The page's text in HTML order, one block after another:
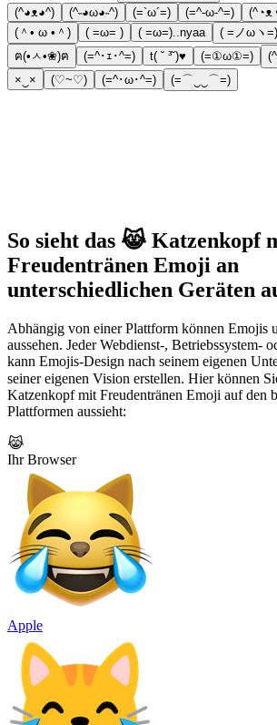
(^◕ᴥ◕^)
(^˵◕ω◕˵^) (=`ω´=) (=^-ω-^=)
(＾• ω •＾)
( =ω= ) ( =ω=)..nyaa ( =ノωヽ=)
ฅ(•ㅅ•❀)ฅ
(=^･ｪ･^=) t( ˘ ³˘)♥ (=①ω①=)
×‿×
(♡~♡) (=^･ω･^=) (=⌒‿‿⌒=)
So sieht das 😹 Katzenkopf
Freudentränen Emoji an
unterschiedlichen Geräten
Abhängig von einer Plattform können Emojis
aussehen. Jeder Webdienst-, Betriebssystem-
kann Emojis-Design nach seinem eigenen
seiner eigenen Vision erstellen. Hier können
Katzenkopf mit Freudentränen Emoji auf den
Plattformen aussieht:
😹
Ihr Browser
Apple